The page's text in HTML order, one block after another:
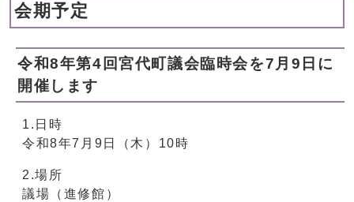
会期予定
令和8年第4回宮代町議会臨時会を7月9日に
開催します
1.日時
令和8年7月9日（木）10時
2.場所
議場（進修館）